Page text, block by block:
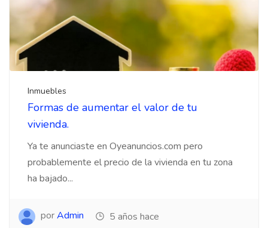
Inmuebles
Formas de aumentar el valor de tu
vivienda.
Ya te anunciaste en Oyeanuncios.com pero
probablemente el precio de la vivienda en tu zona
ha bajado...
porAdmin 5 años hace